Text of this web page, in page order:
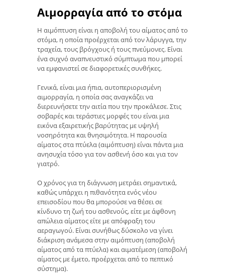
Αιμορραγία από το στόμα
Η αιμόπτυση είναι η αποβολή του αίματος από το
στόμα, η οποία προέρχεται από τον λάρυγγα, την
τραχεία, τους βρόγχους ή τους πνεύμονες. Είναι
ένα συχνό αναπνευστικό σύμπτωμα που μπορεί
να εμφανιστεί σε διαφορετικές συνθήκες.
Γενικά, είναι μια ήπια, αυτοπεριορισμένη
αιμορραγία, η οποία σας αναγκάζει να
διερευνήσετε την αιτία που την προκάλεσε. Στις
σοβαρές και τεράστιες μορφές του είναι μια
εικόνα εξαιρετικής βαρύτητας με υψηλή
νοσηρότητα και θνησιμότητα. Η παρουσία
αίματος στα πτύελα (αιμόπτυση) είναι πάντα μια
ανησυχία τόσο για τον ασθενή όσο και για τον
γιατρό.
Ο χρόνος για τη διάγνωση μετράει σημαντικά,
καθώς υπάρχει η πιθανότητα ενός νέου
επεισοδίου που θα μπορούσε να θέσει σε
κίνδυνο τη ζωή του ασθενούς, είτε με άφθονη
απώλεια αίματος είτε με απόφραξη του
αεραγωγού. Είναι συνήθως δύσκολο να γίνει
διάκριση ανάμεσα στην αιμόπτυση (αποβολή
αίματος από τα πτύελα) και αιματέμεση (αποβολή
αίματος με έμετο, προέρχεται από το πεπτικό
σύστημα).